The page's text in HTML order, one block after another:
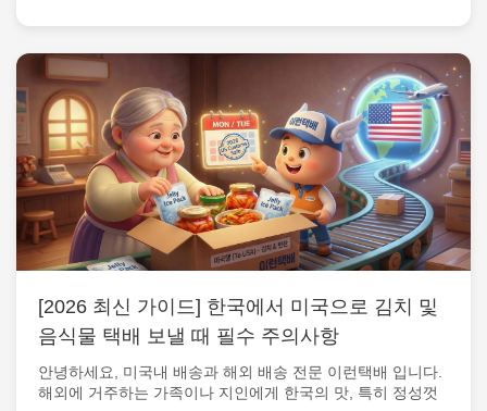
[2026 최신 가이드] 한국에서 미국으로 김치 및
음식물 택배 보낼 때 필수 주의사항
안녕하세요, 미국내 배송과 해외 배송 전문 이런택배 입니다.
해외에 거주하는 가족이나 지인에게 한국의 맛, 특히 정성껏